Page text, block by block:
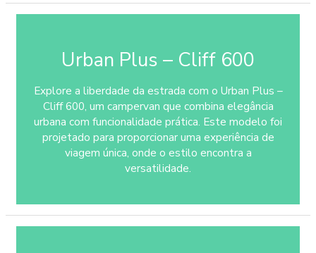
Urban Plus – Cliff 600
Explore a liberdade da estrada com o Urban Plus –
Cliff 600, um campervan que combina elegância
urbana com funcionalidade prática. Este modelo foi
projetado para proporcionar uma experiência de
viagem única, onde o estilo encontra a
versatilidade.